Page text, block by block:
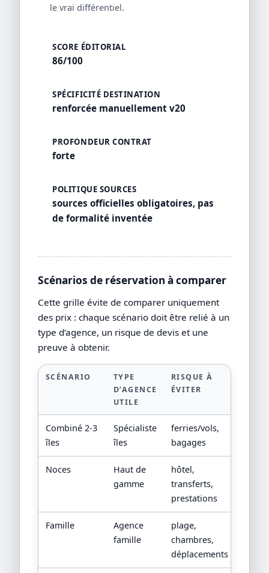
le vrai différentiel.
SCORE ÉDITORIAL
86/100
SPÉCIFICITÉ DESTINATION
renforcée manuellement v20
PROFONDEUR CONTRAT
forte
POLITIQUE SOURCES
sources officielles obligatoires, pas
de formalité inventée
Scénarios de réservation à comparer
Cette grille évite de comparer uniquement
des prix : chaque scénario doit être relié à un
type d’agence, un risque de devis et une
preuve à obtenir.
SCÉNARIO
TYPE
D’AGENCE
UTILE
RISQUE À
ÉVITER
Combiné 2-3
îles
Spécialiste
îles
ferries/vols,
bagages
Noces
Haut de
gamme
hôtel,
transferts,
prestations
Famille
Agence
famille
plage,
chambres,
déplacements